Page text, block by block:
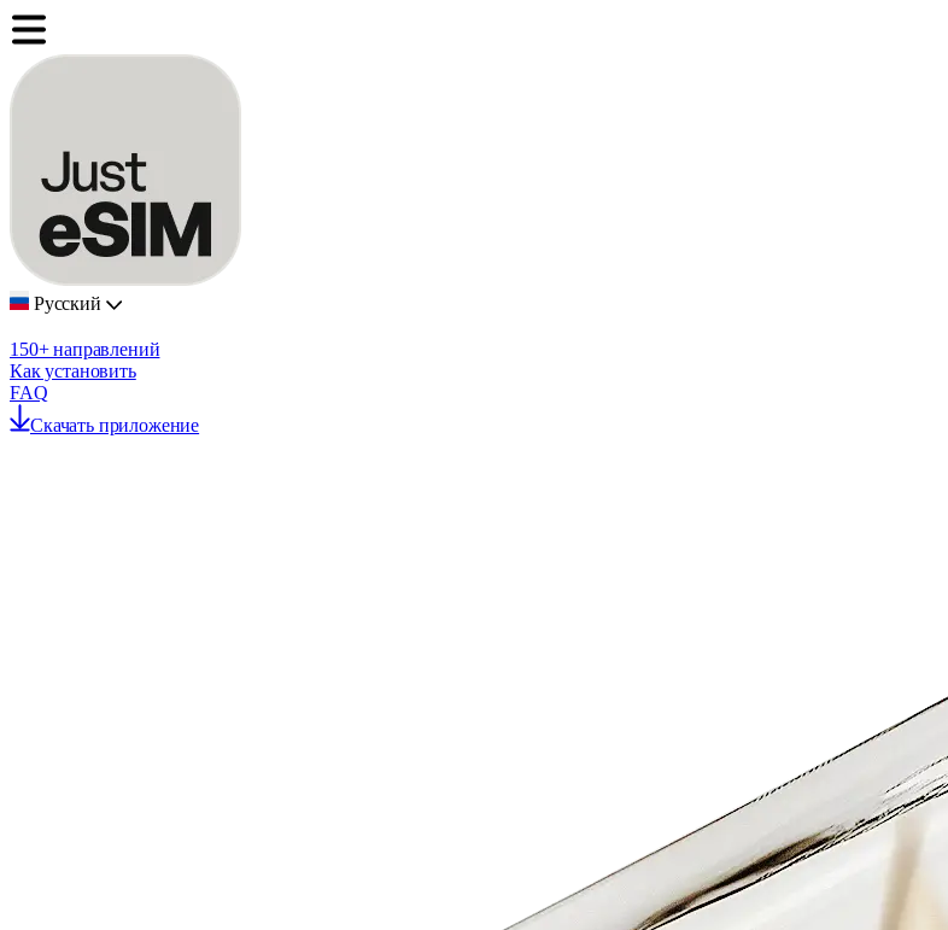
Русский
150+ направлений
Как установить
FAQ
Скачать приложение